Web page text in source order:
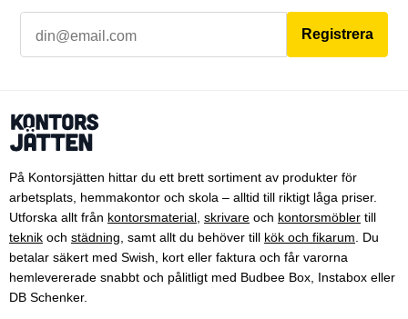
Registrera
På Kontorsjätten hittar du ett brett sortiment av produkter för
arbetsplats, hemmakontor och skola – alltid till riktigt låga priser.
Utforska allt från kontorsmaterial skrivare och kontorsmöbler till
teknik och städning , samt allt du behöver till kök och fikarum . Du
betalar säkert med Swish, kort eller faktura och får varorna
hemlevererade snabbt och pålitligt med Budbee Box, Instabox eller
DB Schenker.